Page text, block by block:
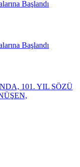
Başlandı
Başlandı
101. YIL SÖZÜ